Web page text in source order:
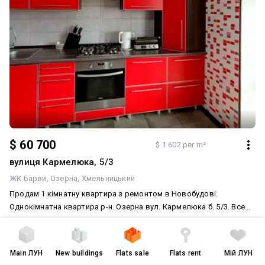
$ 60 700 $ 1 602 per m²
вулиця Кармелюка, 5/3
ЖК Барви Озерна Хмельницький
Продам 1 кімнатну квартира з ремонтом в Новобудові.
Однокімнатна квартира р-н. Озерна вул. Кармелюка б. 5/3. Все
садочок … . Площа: 37.9/17.3/9.8 м.кв., пов. 10/11 (поверх не
останній, ще є техповерх який теж переведений в житловий),
новобудова, не кутова, східна сторона. Великий заскляній
1 room
37.9
9.8m²
brick house
MainЛУН New buildings Flats sale Flats rent Мій ЛУН